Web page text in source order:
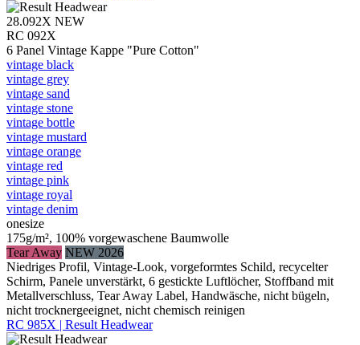
28.092X NEW
RC 092X
6 Panel Vintage Kappe "Pure Cotton"
vintage black
vintage grey
vintage sand
vintage stone
vintage bottle
vintage mustard
vintage orange
vintage red
vintage pink
vintage royal
vintage denim
onesize
175g/m², 100% vorgewaschene Baumwolle
Tear Away NEW 2026
Niedriges Profil, Vintage-Look, vorgeformtes Schild, recycelter
Schirm, Panele unverstärkt, 6 gestickte Luftlöcher, Stoffband mit
Metallverschluss, Tear Away Label, Handwäsche, nicht bügeln,
nicht trocknergeeignet, nicht chemisch reinigen
RC 985X | Result Headwear